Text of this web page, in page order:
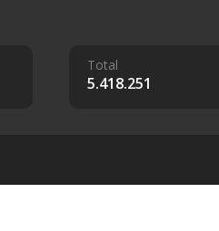
Total
5.418.251